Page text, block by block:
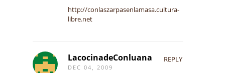
http://conlaszarpasenlamasa.cultura-
libre.net
LacocinadeConluana
DEC 04, 2009
REPLY